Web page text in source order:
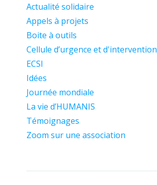
Actualité solidaire
Appels à projets
Boite à outils
Cellule d’urgence et d'intervention
ECSI
Idées
Journée mondiale
La vie d’HUMANIS
Témoignages
Zoom sur une association